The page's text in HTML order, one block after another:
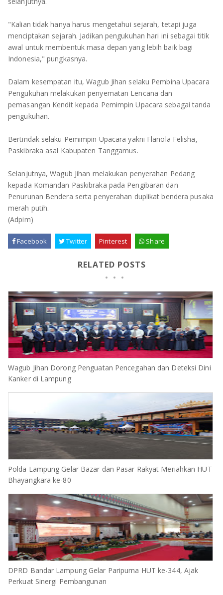
"Kalian tidak hanya harus mengetahui sejarah, tetapi juga
menciptakan sejarah. Jadikan pengukuhan hari ini sebagai titik
awal untuk membentuk masa depan yang lebih baik bagi
Indonesia," pungkasnya.
Dalam kesempatan itu, Wagub Jihan selaku Pembina Upacara
Pengukuhan melakukan penyematan Lencana dan
pemasangan Kendit kepada Pemimpin Upacara sebagai tanda
pengukuhan.
Bertindak selaku Pemimpin Upacara yakni Flanola Felisha,
Paskibraka asal Kabupaten Tanggamus.
Selanjutnya, Wagub Jihan melakukan penyerahan Pedang
kepada Komandan Paskibraka pada Pengibaran dan
Penurunan Bendera serta penyerahan duplikat bendera pusaka
merah putih.
(Adpim)
Facebook Twitter Pinterest Share
RELATED POSTS
Wagub Jihan Dorong Penguatan Pencegahan dan Deteksi Dini
Kanker di Lampung
Polda Lampung Gelar Bazar dan Pasar Rakyat Meriahkan HUT
Bhayangkara ke-80
DPRD Bandar Lampung Gelar Paripurna HUT ke-344, Ajak
Perkuat Sinergi Pembangunan